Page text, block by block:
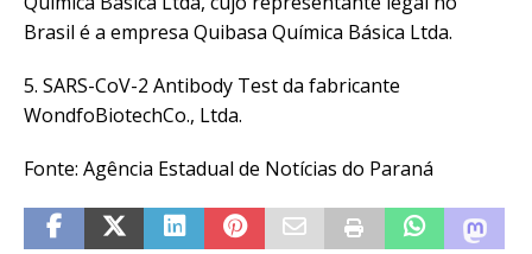
Brasil é a empresa Quibasa Química Básica Ltda.
5. SARS-CoV-2 Antibody Test da fabricante
WondfoBiotechCo., Ltda.
Fonte: Agência Estadual de Notícias do Paraná